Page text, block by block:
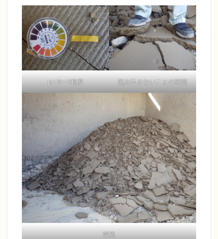
pH6〜7程度 沈み込まないことの確認
遠観